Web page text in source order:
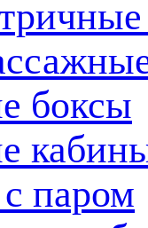
боксы
паром